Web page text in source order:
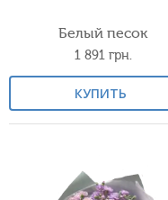
Белый песок
1 891 грн.
КУПИТЬ